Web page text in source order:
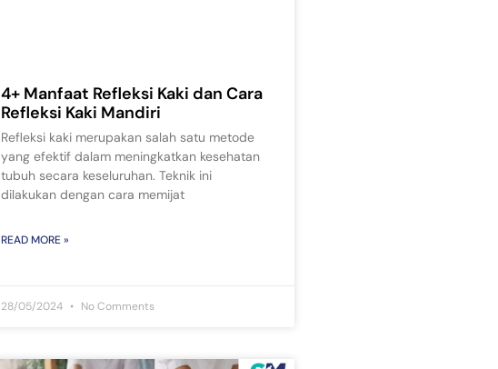
4+ Manfaat Refleksi Kaki dan Cara
Refleksi Kaki Mandiri
Refleksi kaki merupakan salah satu metode
yang efektif dalam meningkatkan kesehatan
tubuh secara keseluruhan. Teknik ini
dilakukan dengan cara memijat
READ MORE »
28/05/2024 No Comments